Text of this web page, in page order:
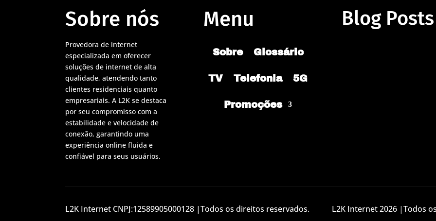
Sobre nós
Provedora de internet
especializada em oferecer
soluções de internet de alta
qualidade, atendendo tanto
clientes residenciais quanto
empresariais. A L2K se destaca
por seu compromisso com a
estabilidade e velocidade de
conexão, garantindo uma
experiência online fluida e
confiável para seus usuários.
Menu
Sobre Glossário
TV Telefonia 5G
Promoções
Blog Posts
L2K Internet CNPJ:12589905000128 |Todos os direitos reservados. L2K Internet 2026 |Todos